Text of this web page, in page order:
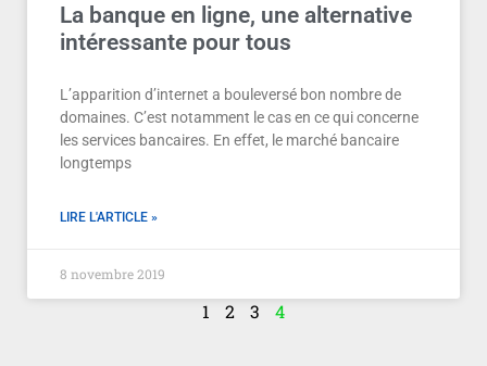
La banque en ligne, une alternative
intéressante pour tous
L’apparition d’internet a bouleversé bon nombre de
domaines. C’est notamment le cas en ce qui concerne
les services bancaires. En effet, le marché bancaire
longtemps
LIRE L'ARTICLE »
8 novembre 2019
1 2 3 4